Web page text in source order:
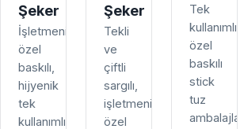
Şeker
İşletmenize
özel
baskılı,
hijyenik
tek
kullanımlık
Şeker
Tekli
ve
çiftli
sargılı,
işletmenize
özel
Tek
kullanımlık,
özel
baskılı
stick
tuz
ambalajları.